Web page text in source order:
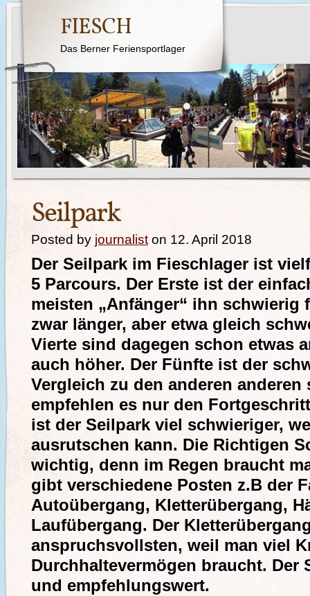
FIESCH
Das Berner Feriensportlager
Seilpark
Posted by journalist on 12. April 2018
Der Seilpark im Fieschlager ist
5 Parcours. Der Erste ist der
meisten „Anfänger“ ihn schwierig
zwar länger, aber etwa gleich
Vierte sind dagegen schon etwas
auch höher. Der Fünfte ist der
Vergleich zu den anderen
empfehlen es nur den
ist der Seilpark viel schwieriger,
ausrutschen kann. Die Richtigen
wichtig, denn im Regen braucht
gibt verschiedene Posten z.B der
Autoübergang, Kletterübergang,
Laufübergang. Der
anspruchsvollsten, weil man viel
Durchhaltevermögen braucht. Der
und empfehlungswert.